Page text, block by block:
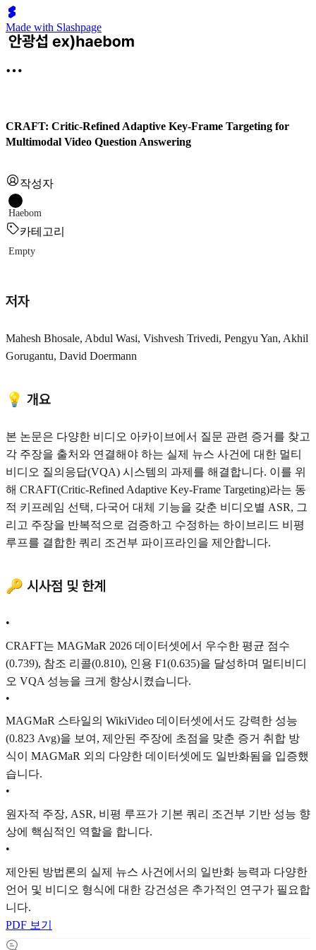
Made with Slashpage
CRAFT: Critic-Refined Adaptive Key-Frame Targeting for
Multimodal Video Question Answering
작성자
Haebom
카테고리
Empty
저자
Mahesh Bhosale, Abdul Wasi, Vishvesh Trivedi, Pengyu Yan, Akhil
Gorugantu, David Doermann
💡 개요
본 논문은 다양한 비디오 아카이브에서 질문 관련 증거를 찾고
각 주장을 출처와 연결해야 하는 실제 뉴스 사건에 대한 멀티
비디오 질의응답(VQA) 시스템의 과제를 해결합니다. 이를 위
해 CRAFT(Critic-Refined Adaptive Key-Frame Targeting)라는 동
적 키프레임 선택, 다국어 대체 기능을 갖춘 비디오별 ASR, 그
리고 주장을 반복적으로 검증하고 수정하는 하이브리드 비평
루프를 결합한 쿼리 조건부 파이프라인을 제안합니다.
🔑 시사점 및 한계
•
CRAFT는 MAGMaR 2026 데이터셋에서 우수한 평균 점수
(0.739), 참조 리콜(0.810), 인용 F1(0.635)을 달성하며 멀티비디
오 VQA 성능을 크게 향상시켰습니다.
•
MAGMaR 스타일의 WikiVideo 데이터셋에서도 강력한 성능
(0.823 Avg)을 보여, 제안된 주장에 초점을 맞춘 증거 취합 방
식이 MAGMaR 외의 다양한 데이터셋에도 일반화됨을 입증했
습니다.
•
원자적 주장, ASR, 비평 루프가 기본 쿼리 조건부 기반 성능 향
상에 핵심적인 역할을 합니다.
•
제안된 방법론의 실제 뉴스 사건에서의 일반화 능력과 다양한
언어 및 비디오 형식에 대한 강건성은 추가적인 연구가 필요합
니다.
PDF 보기